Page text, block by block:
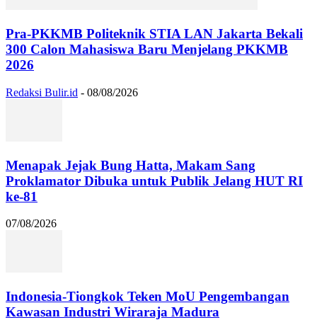
Pra-PKKMB Politeknik STIA LAN Jakarta Bekali
300 Calon Mahasiswa Baru Menjelang PKKMB
2026
Redaksi Bulir.id - 08/08/2026
Menapak Jejak Bung Hatta, Makam Sang
Proklamator Dibuka untuk Publik Jelang HUT RI
ke-81
07/08/2026
Indonesia-Tiongkok Teken MoU Pengembangan
Kawasan Industri Wiraraja Madura